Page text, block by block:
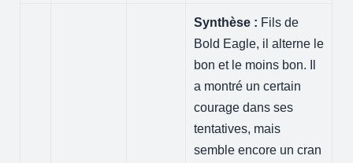
Synthèse : Fils de
Bold Eagle, il alterne le
bon et le moins bon. Il
a montré un certain
courage dans ses
tentatives, mais
semble encore un cran